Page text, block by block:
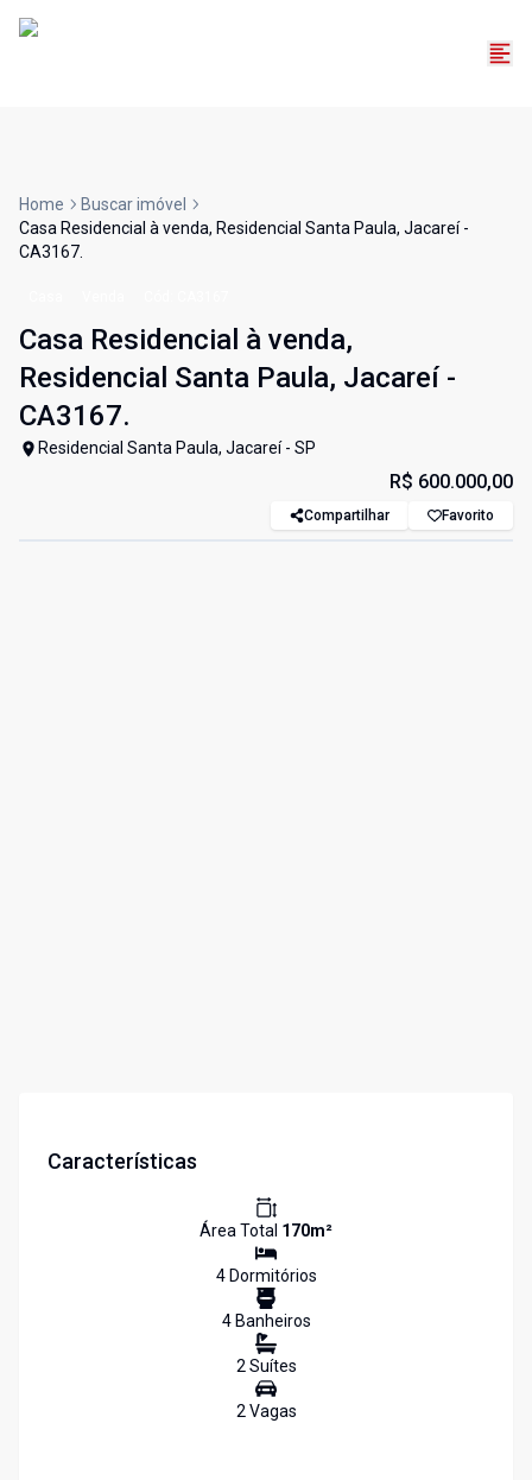
Home
Buscar imóvel
Casa Residencial à venda, Residencial Santa Paula, Jacareí -
CA3167.
Casa Residencial à venda,
Residencial Santa Paula, Jacareí -
CA3167.
Residencial Santa Paula, Jacareí - SP
R$ 600.000,00
Compartilhar Favorito
Características
Área Total 170m²
4Dormitórios
4Banheiros
2Suítes
2Vagas